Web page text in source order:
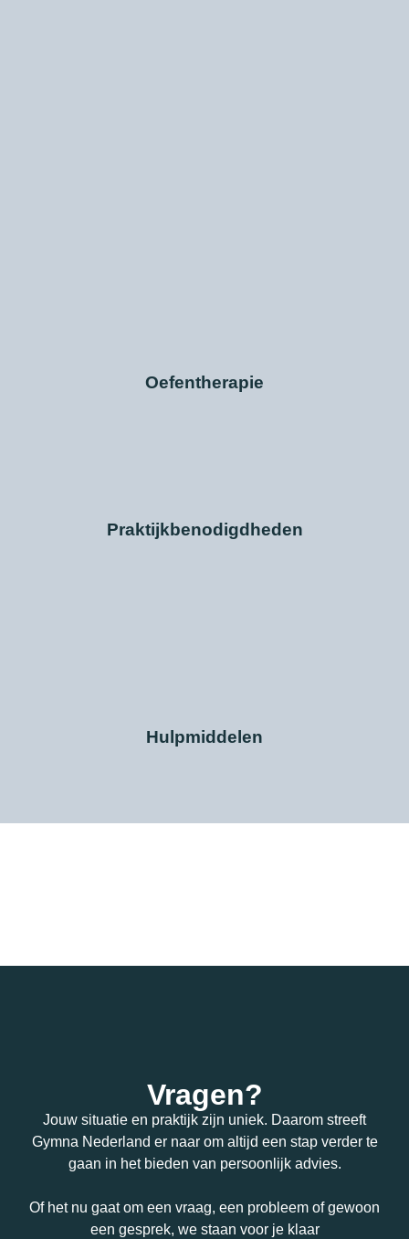
Oefentherapie
Praktijkbenodigdheden
Hulpmiddelen
Vragen?
Jouw situatie en praktijk zijn uniek. Daarom streeft
Gymna Nederland er naar om altijd een stap verder te
gaan in het bieden van persoonlijk advies.
Of het nu gaat om een vraag, een probleem of gewoon
een gesprek, we staan voor je klaar